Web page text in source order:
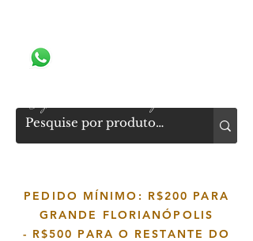
Loja atacadista de incensos e produtos aromáticos
PEDIDO MÍNIMO: R$200 PARA
GRANDE FLORIANÓPOLIS
- R$500 PARA O RESTANTE DO